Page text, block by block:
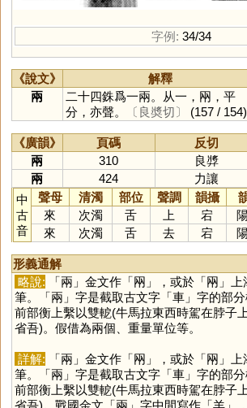
字例: 34/34
《說文》 解釋
兩
二十四銖爲一兩。从一，㒳，平
分，亦聲。
〔良奬切〕 (157 / 154)
《廣韻》 頁碼 反切
兩
310
良㢡
兩
424
力讓
中
古
音
聲母 清濁 部位 聲調 韻攝
來
次濁 舌 上 宕
來
次濁 舌 去 宕
形義通解
略說: 「兩 」金文作「㒳 」，或於「㒳 」
筆。「兩 」字是截取古文字「車」字的部
前部衡上繫以雙軶(牛馬拉東西時駕在脖子
省吾)。假借為兩個、重量單位等。
詳解: 「兩 」金文作「㒳 」，或於「㒳 」
筆。「兩 」字是截取古文字「車」字的部
前部衡上繫以雙軶(牛馬拉東西時駕在脖子